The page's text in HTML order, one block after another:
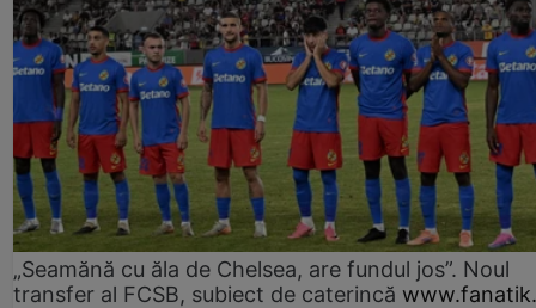
„Seamănă cu ăla de Chelsea, are fundul jos”. Noul
transfer al FCSB, subiect de caterincă